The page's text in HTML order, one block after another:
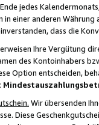
jedes
in einer anderen
dass die
Ihre Vergütung
des Kontoinhabers
Option entscheiden,
Wir übersenden
Diese